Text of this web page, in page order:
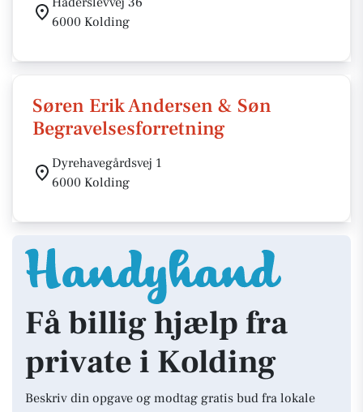
6000 Kolding
Søren Erik Andersen & Søn
Begravelsesforretning
Dyrehavegårdsvej 1
6000 Kolding
Få billig hjælp fra
private i Kolding
Beskriv din opgave og modtag gratis bud fra lokale